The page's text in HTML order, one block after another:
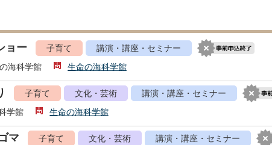
ョー 子育て
講演・講座・セミナー
海科学館 生命の海科学館
子育て 文化・芸術
講演・講座・セミナー
学館 生命の海科学館
マ 子育て 文化・芸術
講演・講座・セミナー